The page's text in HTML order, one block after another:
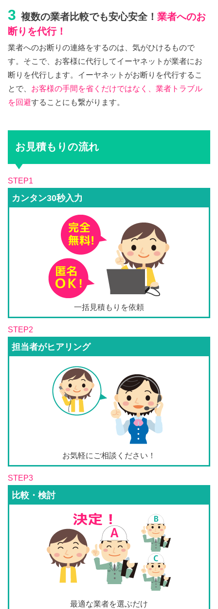
3 複数の業者比較でも安心安全！業者へのお
断りを代行！
業者へのお断りの連絡をするのは、気がひけるもので
す。そこで、お客様に代行してイーヤネットが業者にお
断りを代行します。イーヤネットがお断りを代行するこ
とで、 お客様の手間を省くだけではなく、業者トラブル
を回避することにも繋がります。
お見積もりの流れ
STEP1
カンタン30秒入力
一括見積もりを依頼
STEP2
担当者がヒアリング
お気軽にご相談ください！
STEP3
比較・検討
最適な業者を選ぶだけ